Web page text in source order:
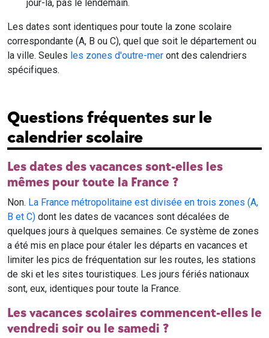
jour-là, pas le lendemain.
Les dates sont identiques pour toute la zone scolaire
correspondante (A, B ou C), quel que soit le département ou
la ville. Seules les zones d'outre-mer ont des calendriers
spécifiques.
Questions fréquentes sur le
calendrier scolaire
Les dates des vacances sont-elles les
mêmes pour toute la France ?
Non. La France métropolitaine est divisée en trois zones (A,
B et C) dont les dates de vacances sont décalées de
quelques jours à quelques semaines. Ce système de zones
a été mis en place pour étaler les départs en vacances et
limiter les pics de fréquentation sur les routes, les stations
de ski et les sites touristiques. Les jours fériés nationaux
sont, eux, identiques pour toute la France.
Les vacances scolaires commencent-elles le
vendredi soir ou le samedi ?